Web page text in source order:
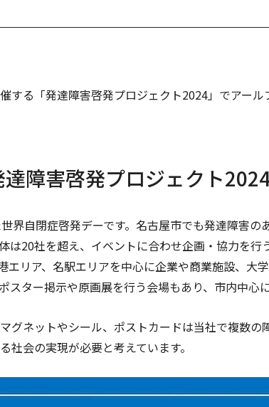
する「発達障害啓発プロジェクト2024」でアー
達障害啓発プロジェクト
界自閉症啓発デーです。名古屋市でも発達障害
は20社を超え、イベントに合わせ企画・協力を
エリア、名駅エリアを中心に企業や商業施設、
スター掲示や原画展を行う会場もあり、市内中心
グネットやシール、ポストカードは当社で複数
社会の実現が必要と考えています。